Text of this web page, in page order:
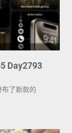
Day2793
了新款的